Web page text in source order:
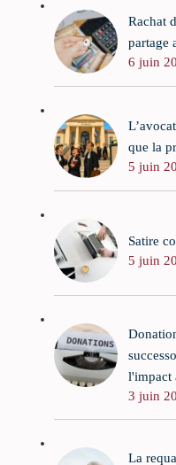
Rachat
partage
6 juin
que la
5 juin
Satire
5 juin
l'impact
3 juin
La